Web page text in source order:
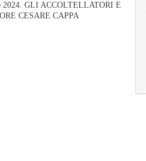
GLI ACCOLTELLATORI E
CESARE CAPPA